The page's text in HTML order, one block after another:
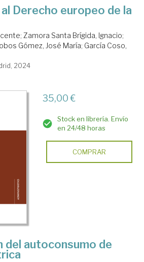
Derecho europeo de la
; Zamora Santa Brígida, Ignacio;
Gómez, José María; García Coso,
2024
35,00 €
Stock en librería. Envío
en 24/48 horas
COMPRAR
del autoconsumo de